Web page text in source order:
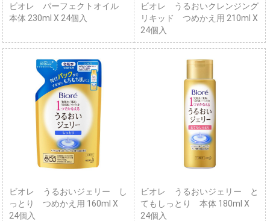
ビオレ パーフェクトオイル
本体 230ml X 24個入
ビオレ うるおいクレンジング
リキッド つめかえ用 210ml X
24個入
ビオレ うるおいジェリー し
っとり つめかえ用 160ml X
24個入
ビオレ うるおいジェリー と
てもしっとり 本体 180ml X
24個入